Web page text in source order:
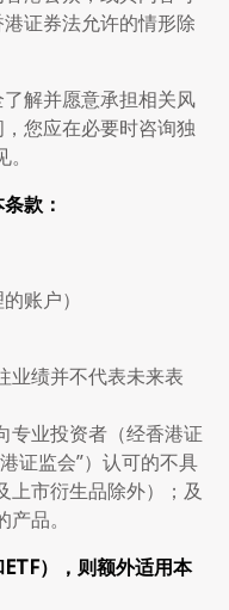
证券法允许的情形除
解并愿意承担相关风
您应在必要时咨询独
款：
账户）
业绩并不代表未来表
专业投资者（经香港证
证监会”）认可的不具
上市衍生品除外）；及
品。
ETF），则额外适用本